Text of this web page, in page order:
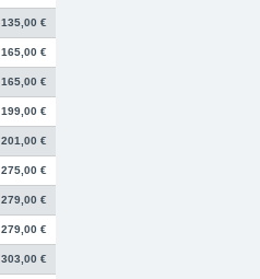
135,00 €
165,00 €
165,00 €
199,00 €
201,00 €
275,00 €
279,00 €
279,00 €
303,00 €